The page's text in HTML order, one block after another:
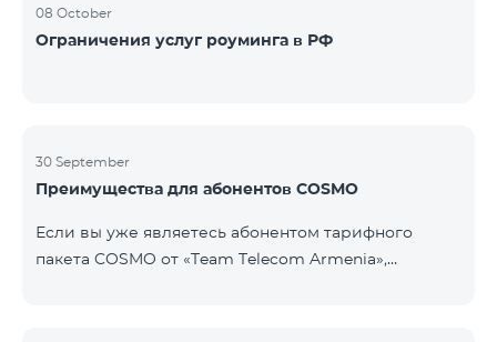
08 October
Ограничения услуг роуминга в РФ
30 September
Преимущества для абонентов COSMO
Если вы уже являетесь абонентом тарифного
пакета COSMO от «Team Telecom Armenia»,